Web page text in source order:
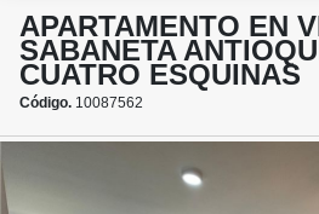
APARTAMENTO EN
SABANETA
CUATRO ESQUINAS
Código. 10087562